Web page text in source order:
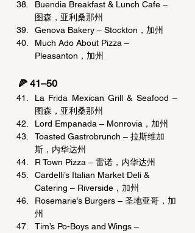
Buendia Breakfast & Lunch Cafe –
图森，亚利桑那州
Genova Bakery – Stockton，加州
Much Ado About Pizza –
Pleasanton，加州
🍕 41–50
La Frida Mexican Grill & Seafood –
图森，亚利桑那州
Lord Empanada – Monrovia，加州
Toasted Gastrobrunch – 拉斯维加
斯，内华达州
R Town Pizza – 雷诺，内华达州
Cardelli’s Italian Market Deli &
Catering – Riverside，加州
Rosemarie’s Burgers – 圣地亚哥，加
州
Tim’s Po-Boys and Wings –